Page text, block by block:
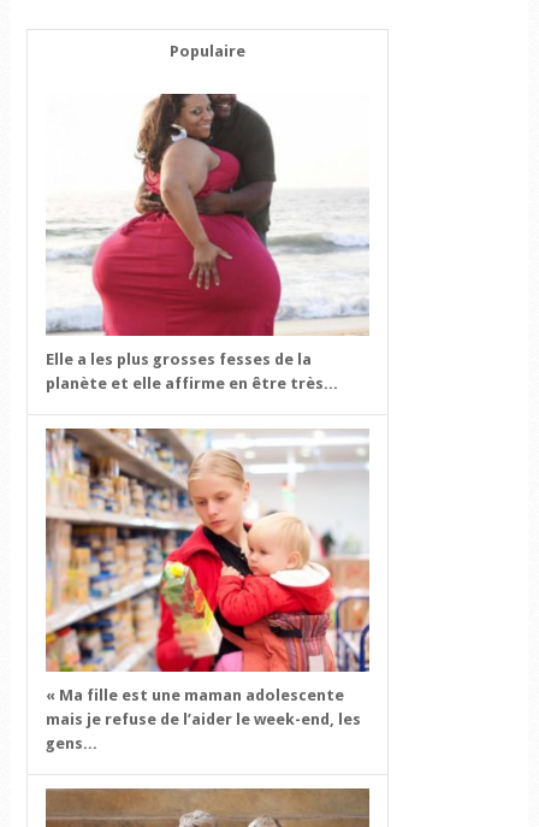
Populaire
Elle a les plus grosses fesses de la
planète et elle affirme en être très...
« Ma fille est une maman adolescente
mais je refuse de l’aider le week-end, les
gens...